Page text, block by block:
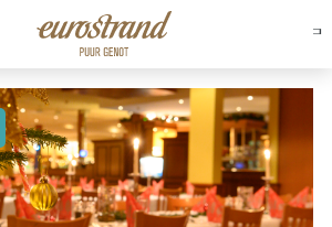
Over Eurostrand